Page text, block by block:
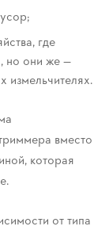
где
но они же —
измельчителях.
вместо
которая
от типа